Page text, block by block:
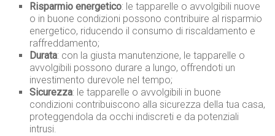
Risparmio energetico: le tapparelle o avvolgibili nuove
o in buone condizioni possono contribuire al risparmio
energetico, riducendo il consumo di riscaldamento e
raffreddamento;
Durata: con la giusta manutenzione, le tapparelle o
avvolgibili possono durare a lungo, offrendoti un
investimento durevole nel tempo;
Sicurezza: le tapparelle o avvolgibili in buone
condizioni contribuiscono alla sicurezza della tua casa,
proteggendola da occhi indiscreti e da potenziali
intrusi.